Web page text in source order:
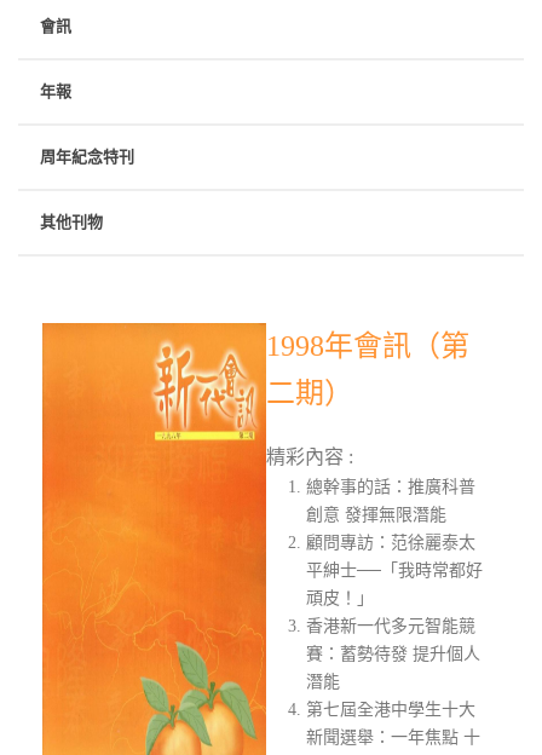
會訊
年報
周年紀念特刊
其他刊物
1998年會訊（第
二期）
精彩內容 :
總幹事的話：推廣科普
創意 發揮無限潛能
顧問專訪：范徐麗泰太
平紳士──「我時常都好
頑皮！」
香港新一代多元智能競
賽：蓄勢待發 提升個人
潛能
第七屆全港中學生十大
新聞選舉：一年焦點 十